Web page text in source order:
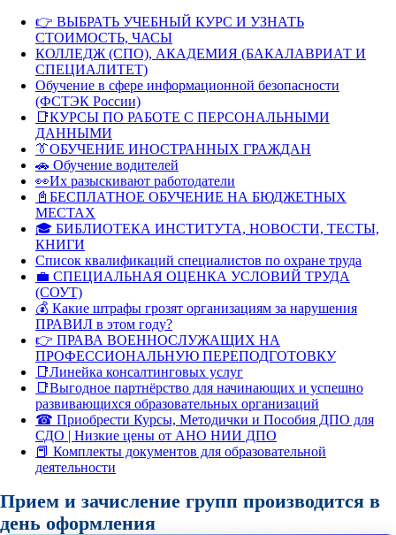
👉 ВЫБРАТЬ УЧЕБНЫЙ КУРС И УЗНАТЬ
СТОИМОСТЬ, ЧАСЫ
КОЛЛЕДЖ (СПО), АКАДЕМИЯ (БАКАЛАВРИАТ И
СПЕЦИАЛИТЕТ)
Обучение в сфере информационной безопасности
(ФСТЭК России)
📑КУРСЫ ПО РАБОТЕ С ПЕРСОНАЛЬНЫМИ
ДАННЫМИ
👔ОБУЧЕНИЕ ИНОСТРАННЫХ ГРАЖДАН
🚗 Обучение водителей
👀Их разыскивают работодатели
📓БЕСПЛАТНОЕ ОБУЧЕНИЕ НА БЮДЖЕТНЫХ
МЕСТАХ
🎓 БИБЛИОТЕКА ИНСТИТУТА, НОВОСТИ, ТЕСТЫ,
КНИГИ
Список квалификаций специалистов по охране труда
💼 СПЕЦИАЛЬНАЯ ОЦЕНКА УСЛОВИЙ ТРУДА
(СОУТ)
💰 Какие штрафы грозят организациям за нарушения
ПРАВИЛ в этом году?
👉 ПРАВА ВОЕННОСЛУЖАЩИХ НА
ПРОФЕССИОНАЛЬНУЮ ПЕРЕПОДГОТОВКУ
📑Линейка консалтинговых услуг
📑Выгодное партнёрство для начинающих и успешно
развивающихся образовательных организаций
☎ Приобрести Курсы, Методички и Пособия ДПО для
СДО | Низкие цены от АНО НИИ ДПО
📕 Комплекты документов для образовательной
деятельности
Прием и зачисление групп производится в
день оформления